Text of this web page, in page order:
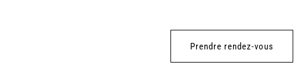
Prendre rendez-vous